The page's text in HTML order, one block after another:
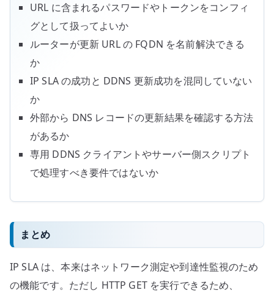
URL に含まれるパスワードやトークンをコンフィ
グとして扱ってよいか
ルーターが更新 URL の FQDN を名前解決できる
か
IP SLA の成功と DDNS 更新成功を混同していない
か
外部から DNS レコードの更新結果を確認する方法
があるか
専用 DDNS クライアントやサーバー側スクリプト
で処理すべき要件ではないか
まとめ
IP SLA は、本来はネットワーク測定や到達性監視のため
の機能です。ただし HTTP GET を実行できるため、